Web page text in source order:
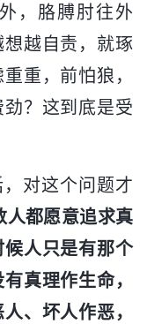
，胳膊肘往外
越自责，就琢
重，前怕狼，
？这到底是受
对这个问题才
人都愿意追求真
人只是有那个
真理作生命，
、坏人作恶，